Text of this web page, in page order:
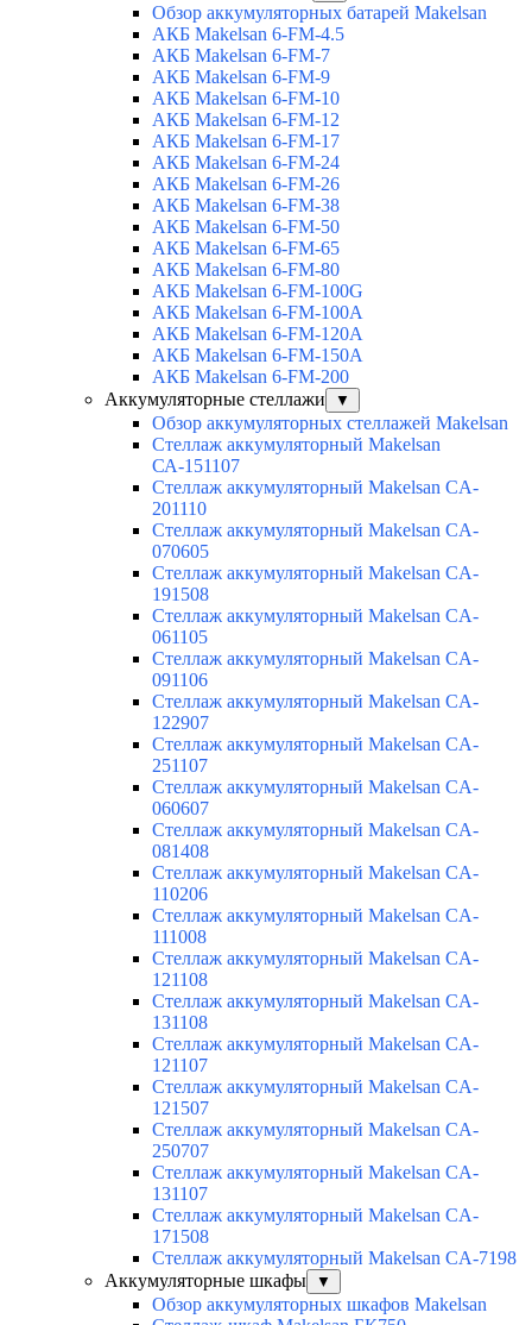
Обзор аккумуляторных батарей Makelsan
АКБ Makelsan 6-FM-4.5
АКБ Makelsan 6-FM-7
АКБ Makelsan 6-FM-9
АКБ Makelsan 6-FM-10
АКБ Makelsan 6-FM-12
АКБ Makelsan 6-FM-17
АКБ Makelsan 6-FM-24
АКБ Makelsan 6-FM-26
АКБ Makelsan 6-FM-38
АКБ Makelsan 6-FM-50
АКБ Makelsan 6-FM-65
АКБ Makelsan 6-FM-80
АКБ Makelsan 6-FM-100G
АКБ Makelsan 6-FM-100A
АКБ Makelsan 6-FM-120A
АКБ Makelsan 6-FM-150A
АКБ Makelsan 6-FM-200
Аккумуляторные стеллажи
▼
Обзор аккумуляторных стеллажей Makelsan
Стеллаж аккумуляторный Makelsan
СА-151107
Стеллаж аккумуляторный Makelsan CA-
201110
Стеллаж аккумуляторный Makelsan CA-
070605
Стеллаж аккумуляторный Makelsan CA-
191508
Стеллаж аккумуляторный Makelsan CA-
061105
Стеллаж аккумуляторный Makelsan CA-
091106
Стеллаж аккумуляторный Makelsan CA-
122907
Стеллаж аккумуляторный Makelsan CA-
251107
Стеллаж аккумуляторный Makelsan CA-
060607
Стеллаж аккумуляторный Makelsan CA-
081408
Стеллаж аккумуляторный Makelsan CA-
110206
Стеллаж аккумуляторный Makelsan CA-
111008
Стеллаж аккумуляторный Makelsan CA-
121108
Стеллаж аккумуляторный Makelsan CA-
131108
Стеллаж аккумуляторный Makelsan CA-
121107
Стеллаж аккумуляторный Makelsan CA-
121507
Стеллаж аккумуляторный Makelsan CA-
250707
Стеллаж аккумуляторный Makelsan CA-
131107
Стеллаж аккумуляторный Makelsan CA-
171508
Стеллаж аккумуляторный Makelsan CA-7198
Аккумуляторные шкафы
▼
Обзор аккумуляторных шкафов Makelsan